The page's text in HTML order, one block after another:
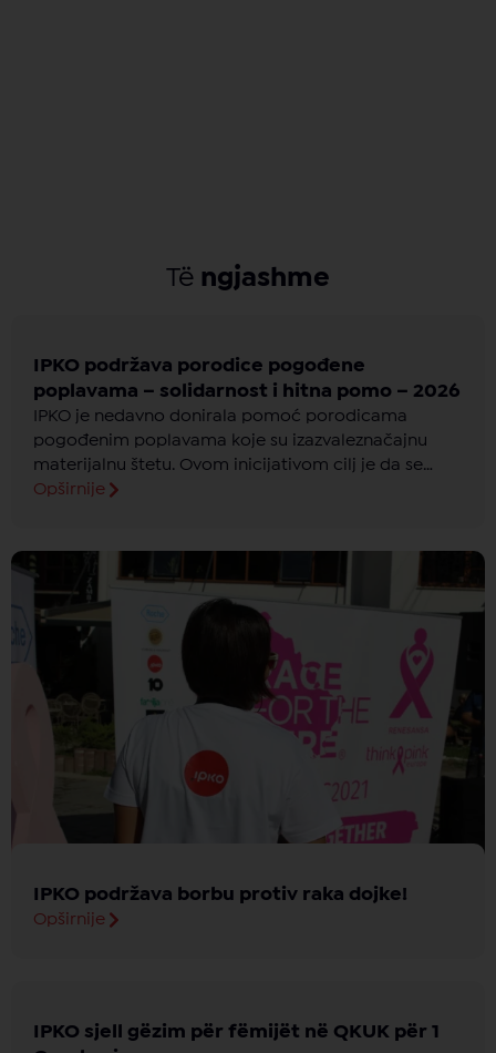
Të ngjashme
IPKO podržava porodice pogođene
poplavama – solidarnost i hitna pomo – 2026
IPKO je nedavno donirala pomoć porodicama
pogođenim poplavama koje su izazvaleznačajnu
materijalnu štetu. Ovom inicijativom cilj je da se
olakša situacija i pruži konkretnapodrška
Opširnije
IPKO podržava borbu protiv raka dojke!
Opširnije
IPKO sjell gëzim për fëmijët në QKUK për 1